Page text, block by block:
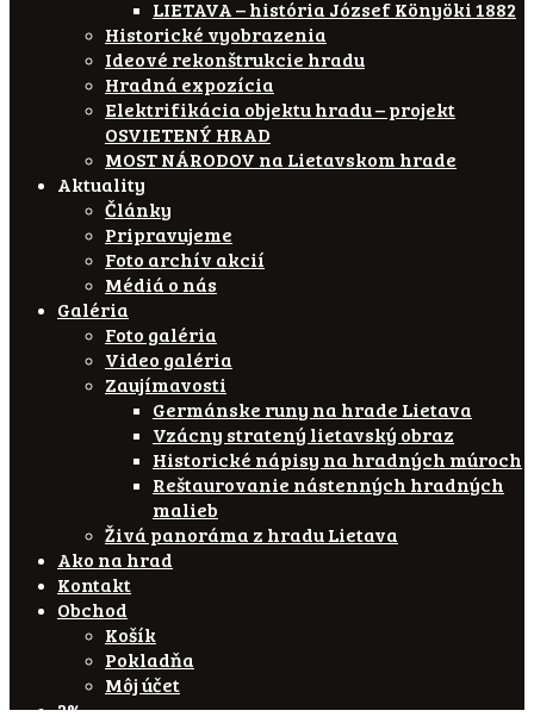
LIETAVA – história József Könyöki 1882
Historické vyobrazenia
Ideové rekonštrukcie hradu
Hradná expozícia
Elektrifikácia objektu hradu – projekt
OSVIETENÝ HRAD
MOST NÁRODOV na Lietavskom hrade
Aktuality
Články
Pripravujeme
Foto archív akcií
Médiá o nás
Galéria
Foto galéria
Video galéria
Zaujímavosti
Germánske runy na hrade Lietava
Vzácny stratený lietavský obraz
Historické nápisy na hradných múroch
Reštaurovanie nástenných hradných
malieb
Živá panoráma z hradu Lietava
Ako na hrad
Kontakt
Obchod
Košík
Pokladňa
Môj účet
2%